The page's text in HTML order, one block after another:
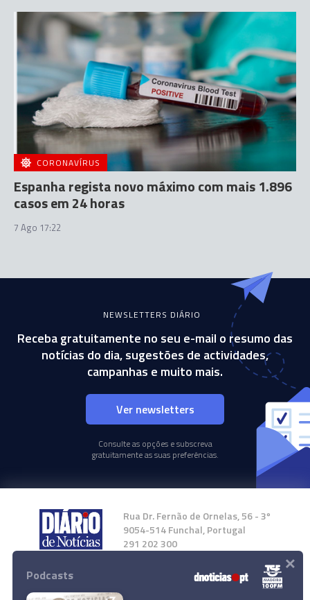
CORONAVÍRUS
Espanha regista novo máximo com mais 1.896
casos em 24 horas
7 Ago 17:22
NEWSLETTERS DIÁRIO
Receba gratuitamente no seu e-mail o resumo das
notícias do dia, sugestões de actividades,
campanhas e muito mais.
Ver newsletters
Consulte as opções e subscreva
gratuitamente as suas preferências.
Rua Dr. Fernão de Ornelas, 56 - 3º
9054-514 Funchal, Portugal
291 202 300
Instale a nossa App
Podcasts ×